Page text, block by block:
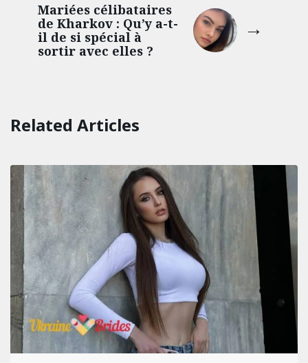
Mariées célibataires
de Kharkov : Qu’y a-t-
il de si spécial à
sortir avec elles ?
Related Articles